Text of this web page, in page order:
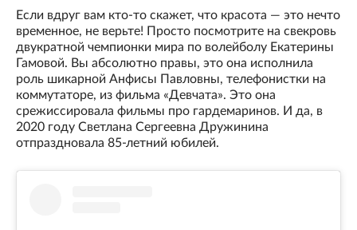
Если вдруг вам кто-то скажет, что красота — это нечто
временное, не верьте! Просто посмотрите на свекровь
двукратной чемпионки мира по волейболу Екатерины
Гамовой. Вы абсолютно правы, это она исполнила
роль шикарной Анфисы Павловны, телефонистки на
коммутаторе, из фильма «Девчата». Это она
срежиссировала фильмы про гардемаринов. И да, в
2020 году Светлана Сергеевна Дружинина
отпраздновала 85-летний юбилей.